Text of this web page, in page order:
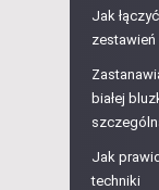
Jak
zestawień
białej
Jak
techniki